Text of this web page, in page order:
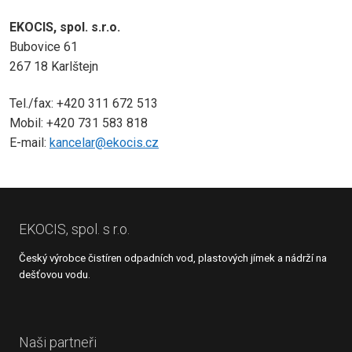
EKOCIS, spol. s.r.o.
Bubovice 61
267 18 Karlštejn
Tel./fax: +420 311 672 513
Mobil: +420 731 583 818
E-mail: kancelar@ekocis.cz
EKOCIS, spol. s r.o.
Český výrobce čistíren odpadních vod, plastových jímek a nádrží na
dešťovou vodu.
Naši partneři